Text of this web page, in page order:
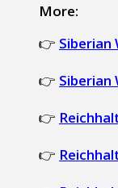
More:
👉 Siberian
👉 Siberian
👉
👉